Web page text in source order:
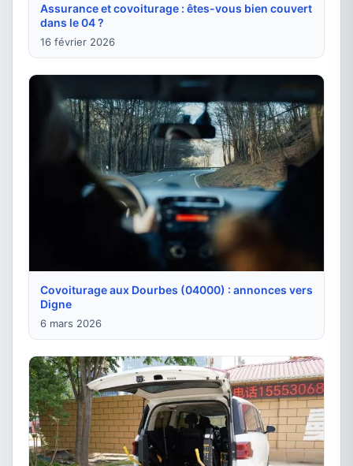
Assurance et covoiturage : êtes-vous bien couvert
dans le 04 ?
16 février 2026
Covoiturage aux Dourbes (04000) : annonces vers
Digne
6 mars 2026